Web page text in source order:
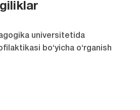
universitetida
bo‘yicha o‘rganish